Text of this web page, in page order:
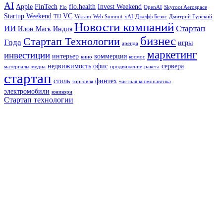
AI Apple FinTech Flo flo.health Invest Weekend OpenAI Skyroot Aerospace
Startup Weekend TIJ VC Vikram Web Summit xAI Джефф Безос Дмитрий Гурский
ИИ Илон Маск Индия Новости компаний Стартап
Года Стартап Технологии аренда бизнес игры
инвестиции интерьер кино коммерция космос маркетинг
материалы медиа недвижимость офис продвижение ракета сервера
стартап стиль торговля финтех частная космонавтика
электромобили юникорн
Стартап технологии